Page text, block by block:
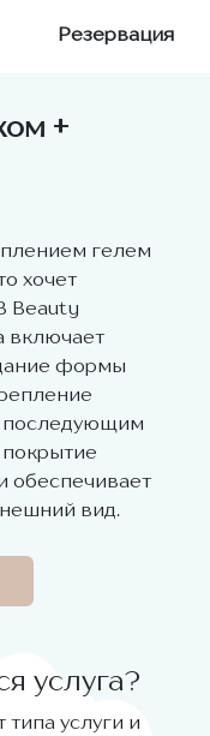
Резервация
+
гелем
хочет
Beauty
включает
формы
последующим
обеспечивает
вид.
услуга?
типа услуги и